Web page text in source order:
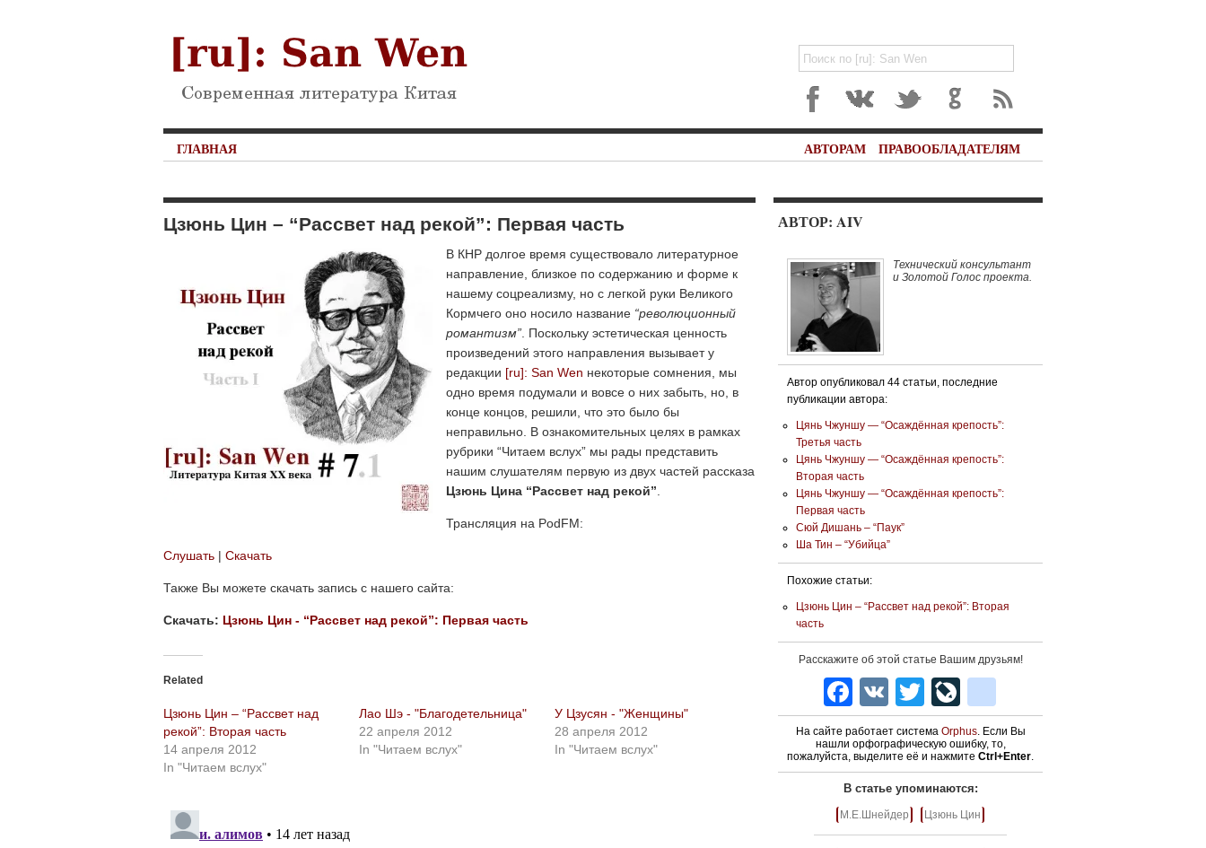
ГЛАВНАЯ АВТОРАМ ПРАВООБЛАДАТЕЛЯМ
Цзюнь Цин – “Рассвет над рекой”: Первая часть
В КНР долгое время существовало литературное
направление, близкое по содержанию и форме к
нашему соцреализму, но с легкой руки Великого
Кормчего оно носило название “революционный
романтизм” . Поскольку эстетическая ценность
произведений этого направления вызывает у
редакции [ru]: San Wen некоторые сомнения, мы
одно время подумали и вовсе о них забыть, но, в
конце концов, решили, что это было бы
неправильно. В ознакомительных целях в рамках
рубрики “Читаем вслух” мы рады представить
нашим слушателям первую из двух частей рассказа
Цзюнь Цина “Рассвет над рекой”
Трансляция на PodFM:
Слушать | Скачать
Также Вы можете скачать запись с нашего сайта:
Скачать: Цзюнь Цин - “Рассвет над рекой”: Первая часть
Related
Цзюнь Цин – “Рассвет над
рекой”: Вторая часть
14 апреля 2012
In "Читаем вслух"
Лао Шэ - "Благодетельница"
22 апреля 2012
In "Читаем вслух"
У Цзусян - "Женщины"
28 апреля 2012
In "Читаем вслух"
АВТОР: AIV
Технический консультант
и Золотой Голос проекта.
Автор опубликовал 44 статьи, последние
публикации автора:
Цянь Чжуншу — “Осаждённая крепость”:
Третья часть
Цянь Чжуншу — “Осаждённая крепость”:
Вторая часть
Цянь Чжуншу — “Осаждённая крепость”:
Первая часть
Сюй Дишань – “Паук”
Ша Тин – “Убийца”
Похожие статьи:
Цзюнь Цин – “Рассвет над рекой”: Вторая
часть
Расскажите об этой статье Вашим друзьям!
Facebook
VK Twitter
На сайте работает система Orphus. Если Вы
нашли орфографическую ошибку, то,
пожалуйста, выделите её и нажмите Ctrl+Enter.
В статье упоминаются:
М.Е.Шнейдер Цзюнь Цин